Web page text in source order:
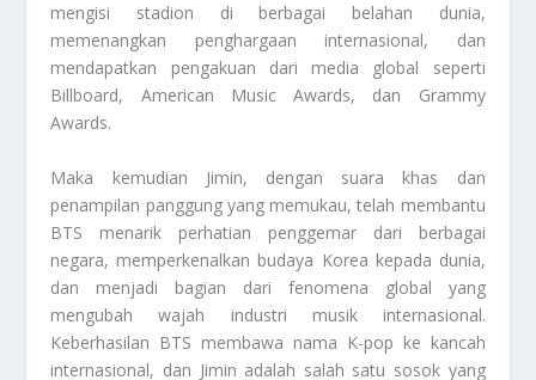
mengisi stadion di berbagai belahan dunia,
memenangkan penghargaan internasional, dan
mendapatkan pengakuan dari media global seperti
Billboard, American Music Awards, dan Grammy
Awards.
Maka kemudian Jimin, dengan suara khas dan
penampilan panggung yang memukau, telah membantu
BTS menarik perhatian penggemar dari berbagai
negara, memperkenalkan budaya Korea kepada dunia,
dan menjadi bagian dari fenomena global yang
mengubah wajah industri musik internasional.
Keberhasilan BTS membawa nama K-pop ke kancah
internasional, dan Jimin adalah salah satu sosok yang